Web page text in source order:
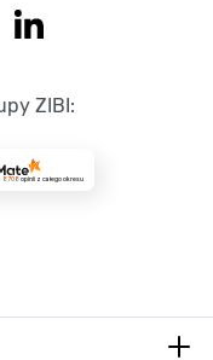
ZIBI:
8708opinii z całego okresu